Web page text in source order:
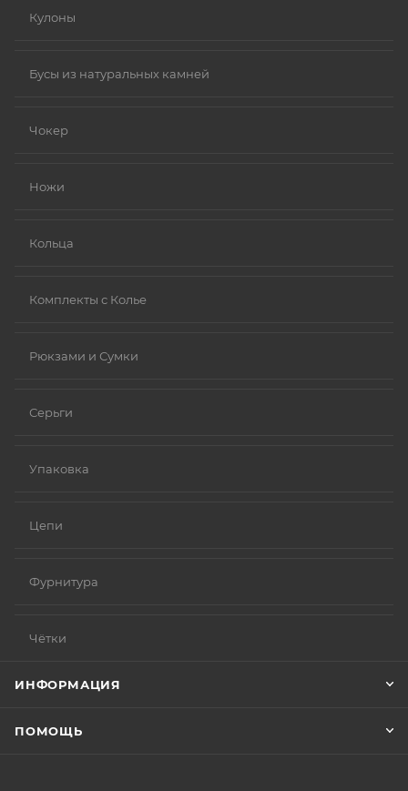
Кулоны
Бусы из натуральных камней
Чокер
Ножи
Кольца
Комплекты с Колье
Рюкзами и Сумки
Серьги
Упаковка
Цепи
Фурнитура
Чётки
ИНФОРМАЦИЯ
ПОМОЩЬ